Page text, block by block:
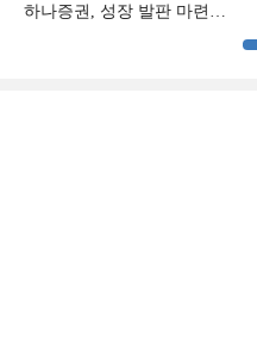
하나증권, 성장 발판 마련